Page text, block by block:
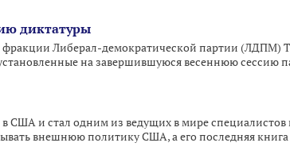
диктатуры
Либерал-демократической партии (ЛДПМ)
на завершившуюся весеннюю сессию
США и стал одним из ведущих в мире
внешнюю политику США, а его последняя